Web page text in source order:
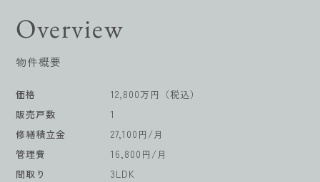
Overview
物件概要
価格
12,800万円（税込）
販売戸数
1
修繕積立金
27,100円/月
管理費
16,800円/月
間取り
3LDK